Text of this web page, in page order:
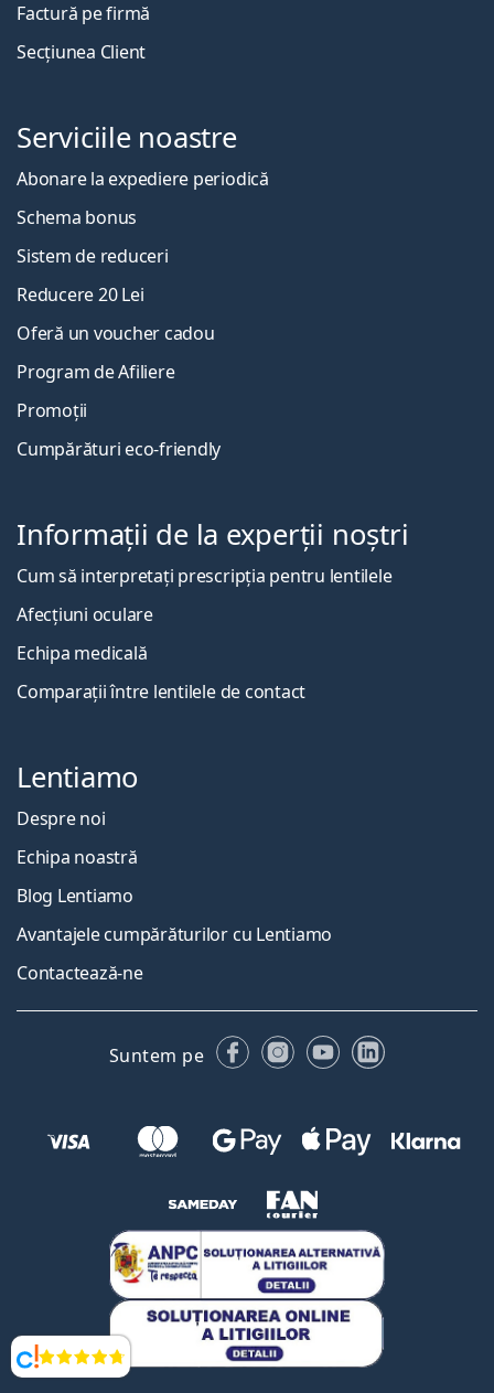
Opinii
Factură pe firmă
Secțiunea Client
Serviciile noastre
Abonare la expediere periodică
Schema bonus
Sistem de reduceri
Reducere 20 Lei
Oferă un voucher cadou
Program de Afiliere
Promoții
Cumpărături eco-friendly
Informații de la experții noștri
Cum să interpretați prescripția pentru lentilele
Afecțiuni oculare
Echipa medicală
Comparații între lentilele de contact
Lentiamo
Despre noi
Echipa noastră
Blog Lentiamo
Avantajele cumpărăturilor cu Lentiamo
Contactează-ne
Suntem pe FacebookInstagram
YouTubeLinkedIn